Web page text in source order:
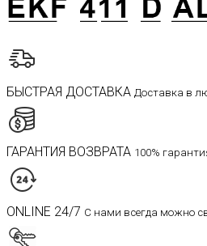
БЫСТРАЯ ДОСТАВКА Доставка в
ГАРАНТИЯ ВОЗВРАТА 100%
ONLINE 24/7 С нами всегда можно